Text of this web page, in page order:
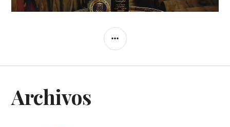
BARRA
Archivos